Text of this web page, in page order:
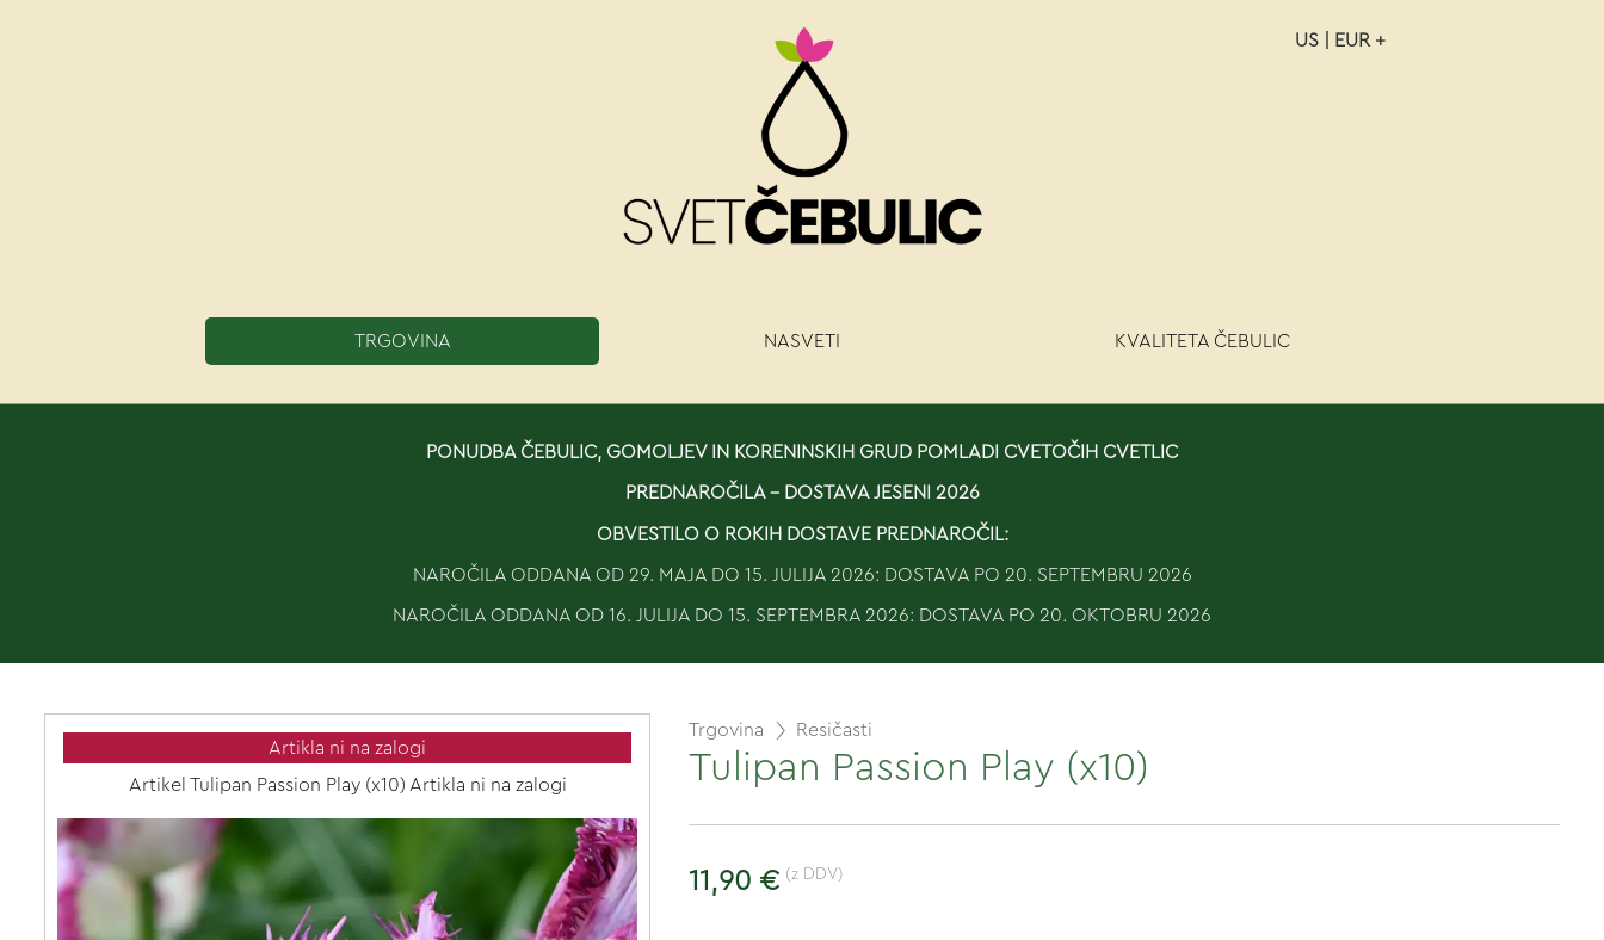
US | EUR +
TRGOVINA NASVETI KVALITETA ČEBULIC
PONUDBA ČEBULIC, GOMOLJEV IN KORENINSKIH GRUD POMLADI CVETOČIH CVETLIC
PREDNAROČILA - DOSTAVA JESENI 2026
OBVESTILO O ROKIH DOSTAVE PREDNAROČIL:
NAROČILA ODDANA OD 29. MAJA DO 15. JULIJA 2026: DOSTAVA PO 20. SEPTEMBRU 2026
NAROČILA ODDANA OD 16. JULIJA DO 15. SEPTEMBRA 2026: DOSTAVA PO 20. OKTOBRU 2026
Artikla ni na zalogi
Artikel Tulipan Passion Play (x10) Artikla ni na zalogi
Trgovina Resičasti
Tulipan Passion Play (x10)
11,90 € (z DDV)